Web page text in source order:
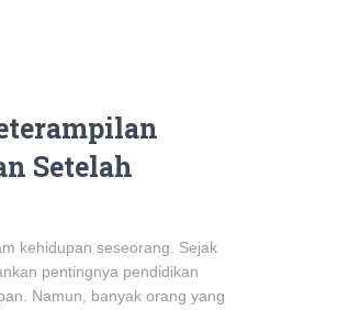
Setelah
kehidupan seseorang. Sejak
pentingnya pendidikan
Namun, banyak orang yang